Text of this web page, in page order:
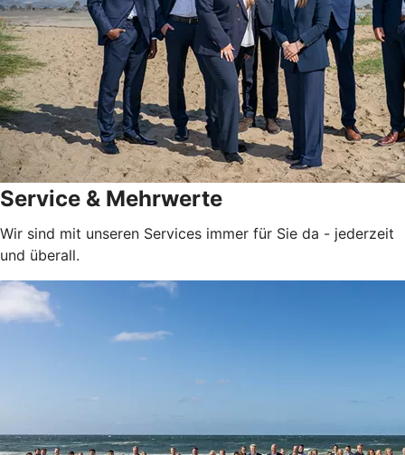
Service & Mehrwerte
Wir sind mit unseren Services immer für Sie da - jederzeit
und überall.